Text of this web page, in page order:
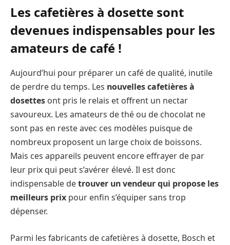
Les cafetières à dosette sont
devenues indispensables pour les
amateurs de café !
Aujourd’hui pour préparer un café de qualité, inutile
de perdre du temps. Les nouvelles cafetières à
dosettes ont pris le relais et offrent un nectar
savoureux. Les amateurs de thé ou de chocolat ne
sont pas en reste avec ces modèles puisque de
nombreux proposent un large choix de boissons.
Mais ces appareils peuvent encore effrayer de par
leur prix qui peut s’avérer élevé. Il est donc
indispensable detrouver un vendeur qui propose les
meilleurs prix pour enfin s’équiper sans trop
dépenser.
Parmi les fabricants de cafetières à dosette, Bosch et